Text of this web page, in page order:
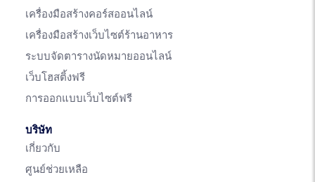
เครื่องมือสร้างคอร์สออนไลน์
เครื่องมือสร้างเว็บไซต์ร้านอาหาร
ระบบจัดตารางนัดหมายออนไลน์
เว็บโฮสติ้งฟรี
การออกแบบเว็บไซต์ฟรี
บริษัท
เกี่ยวกับ
ศูนย์ช่วยเหลือ